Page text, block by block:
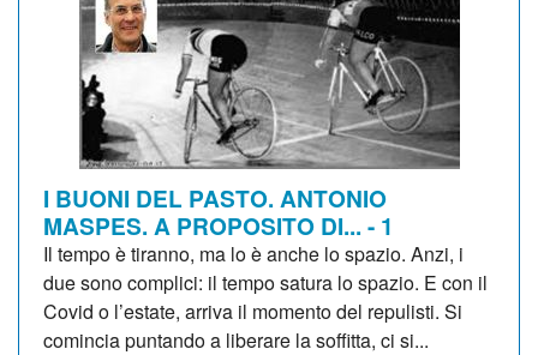
I BUONI DEL PASTO. ANTONIO
MASPES. A PROPOSITO DI... - 1
Il tempo è tiranno, ma lo è anche lo spazio. Anzi, i
due sono complici: il tempo satura lo spazio. E con il
Covid o l’estate, arriva il momento del repulisti. Si
comincia puntando a liberare la soffitta, ci si...